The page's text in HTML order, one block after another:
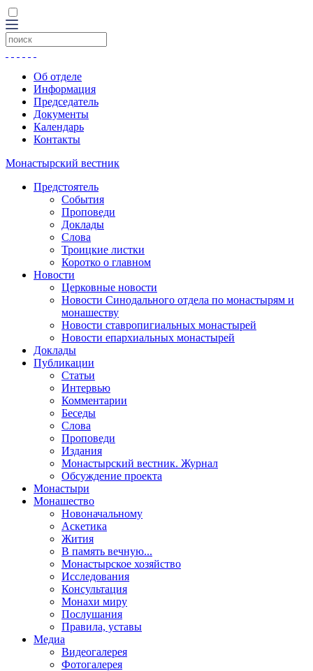
Об отделе
Информация
Председатель
Документы
Календарь
Контакты
Монастырский вестник
Предстоятель
События
Проповеди
Доклады
Слова
Троицкие листки
Коротко о главном
Новости
Церковные новости
Новости Синодального отдела по монастырям и
монашеству
Новости ставропигиальных монастырей
Новости епархиальных монастырей
Доклады
Публикации
Статьи
Интервью
Комментарии
Беседы
Слова
Проповеди
Издания
Монастырский вестник. Журнал
Обсуждение проекта
Монастыри
Монашество
Новоначальному
Аскетика
Жития
В память вечную...
Монастырское хозяйство
Исследования
Консультация
Монахи миру
Послушания
Правила, уставы
Медиа
Видеогалерея
Фотогалерея